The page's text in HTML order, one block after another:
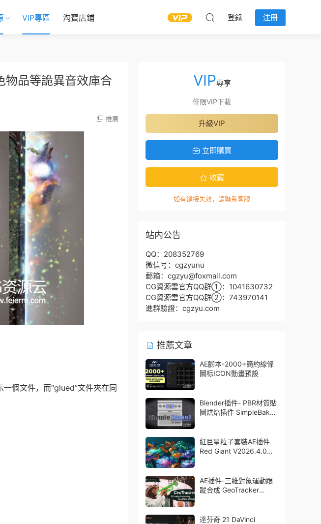
VIP專區 淘寶店鋪 登錄 注冊
物品等詭異音效庫合
推廣
一個文件，而“glued”文件夾在同
VIP專享
僅限VIP下載
升級VIP
立即購買
收藏
如有鏈接失效，請聯系客服
站内公告
QQ：208352769
微信号：cgzyunu
郵箱：cgzyu@foxmail.com
CG資源雲官方QQ群①：1041630732
CG資源雲官方QQ群②：743970141
進群驗證：cgzyu.com
推薦文章
AE腳本-2000+簡約線條
圖标ICON動畫預設
Blender插件- PBR材質貼
圖烘焙插件 SimpleBake
紅巨星粒子套裝AE插件
Red Giant V2026.4.0
Bullet + VFX Suit
AE插件-三維對象運動跟
蹤合成 GeoTracker
達芬奇 21 DaVinci